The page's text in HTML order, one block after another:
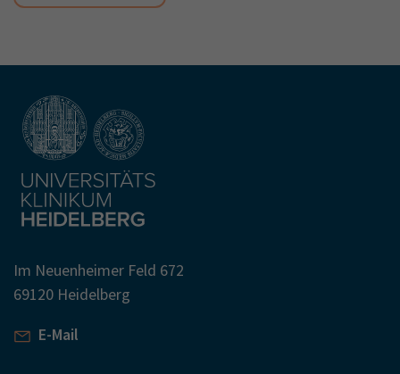
Im Neuenheimer Feld 672
69120 Heidelberg
E-Mail